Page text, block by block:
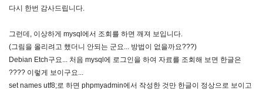
다시 한번 감사드립니다.
그런데, 이상하게 mysql에서 조회를 하면 깨져 보입니다.
(그림을 올리려고 했더니 안되는 군요... 방법이 없을까요???)
Debian Etch구요... 처음 mysql에 로그인을 하여 자료를 조회해 보면 한글은
???? 이렇게 보이구요...
set names utf8;로 하면 phpmyadmin에서 작성한 것만 한글이 정상으로 보이고